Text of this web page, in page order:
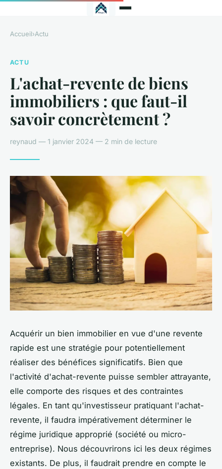
Accueil›Actu
ACTU
L'achat-revente de biens
immobiliers : que faut-il
savoir concrètement ?
reynaud — 1 janvier 2024 — 2 min de lecture
Acquérir un bien immobilier en vue d'une revente
rapide est une stratégie pour potentiellement
réaliser des bénéfices significatifs. Bien que
l'activité d'achat-revente puisse sembler attrayante,
elle comporte des risques et des contraintes
légales. En tant qu'investisseur pratiquant l'achat-
revente, il faudra impérativement déterminer le
régime juridique approprié (société ou micro-
entreprise). Nous découvrirons ici les deux régimes
existants. De plus, il faudrait prendre en compte le